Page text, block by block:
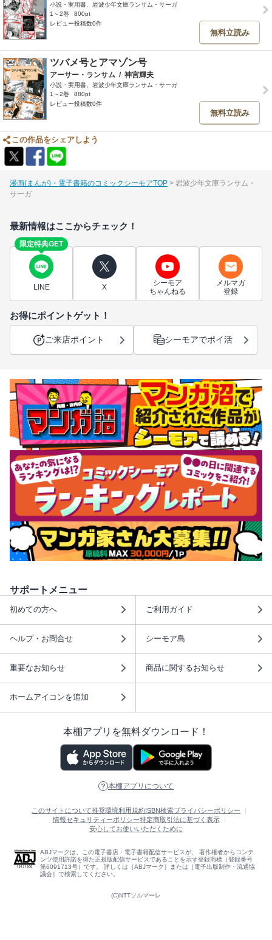
小説・実用書、岩波少年文庫ランサム・サーガ
1～2巻
800pt
レビュー投稿数0件
無料立読み
ツバメ号とアマゾン号
アーサー・ランサム / 神宮輝夫
小説・実用書、岩波少年文庫ランサム・サーガ
1～2巻
880pt
レビュー投稿数0件
無料立読み
この作品をシェアしよう
漫画(まんが)・電子書籍のコミックシーモアTOP
岩波少年文庫ランサム・
サーガ
最新情報はここからチェック！
限定特典GET
LINE X
シーモア
ちゃんねる
メルマガ
登録
お得にポイントゲット！
ご来店ポイント シーモアでポイ活
サポートメニュー
初めての方へ ご利用ガイド
ヘルプ・お問合せ シーモア島
重要なお知らせ 商品に関するお知らせ
ホームアイコンを追加
本棚アプリを無料ダウンロード！
本棚アプリについて
このサイトについて推奨環境利用規約ISBN検索プライバシーポリシー
情報セキュリティーポリシー特定商取引法に基づく表示
安心してお使いいただくために
ABJマークは、この電子書店・電子書籍配信サービスが、 著作権者からコンテ
ンツ使用許諾を得た正規版配信サービスであることを示す登録商標（登録番号
第6091713号）です。 詳しくは［ABJマーク］または［電子出版制作・流通協
議会］で検索してください。
(C)NTTソルマーレ